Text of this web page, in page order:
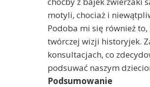
motyli, chociaż i
Podoba mi się również
twórczej wizji historyjek.
konsultacjach, co
podsuwać naszym
Podsumowanie